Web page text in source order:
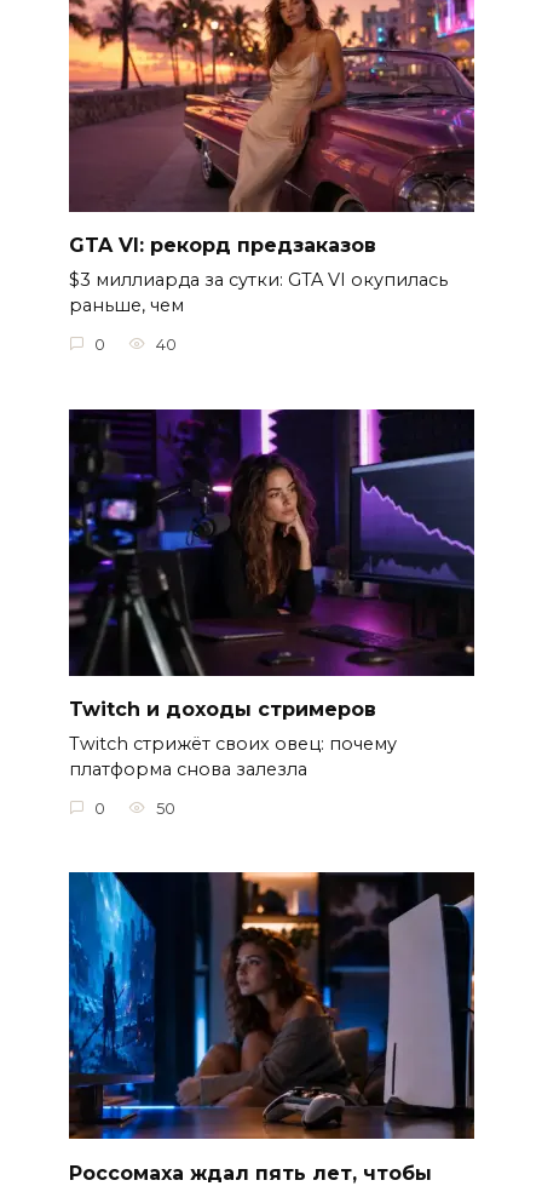
GTA VI: рекорд предзаказов
$3 миллиарда за сутки: GTA VI окупилась
раньше, чем
0 40
Twitch и доходы стримеров
Twitch стрижёт своих овец: почему
платформа снова залезла
0 50
Россомаха ждал пять лет, чтобы